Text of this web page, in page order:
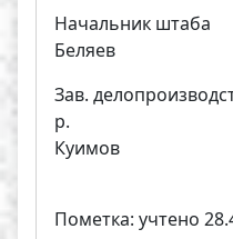
Начальник
Беляев
Зав.
р.
Пометка: учтено